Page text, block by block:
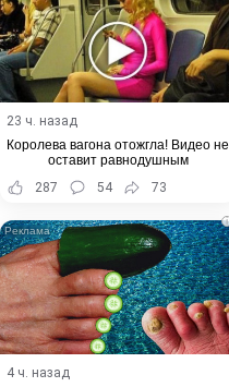
23 ч. назад
Королева вагона отожгла! Видео не
оставит равнодушным
287
54 73
i
4 ч. назад